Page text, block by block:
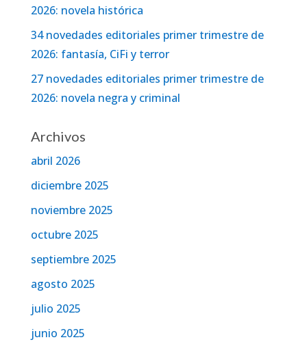
2026: novela histórica
34 novedades editoriales primer trimestre de
2026: fantasía, CiFi y terror
27 novedades editoriales primer trimestre de
2026: novela negra y criminal
Archivos
abril 2026
diciembre 2025
noviembre 2025
octubre 2025
septiembre 2025
agosto 2025
julio 2025
junio 2025